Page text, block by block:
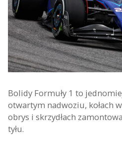
Bolidy Formuły 1 to
otwartym nadwoziu, kołach
obrys i skrzydłach
tyłu.